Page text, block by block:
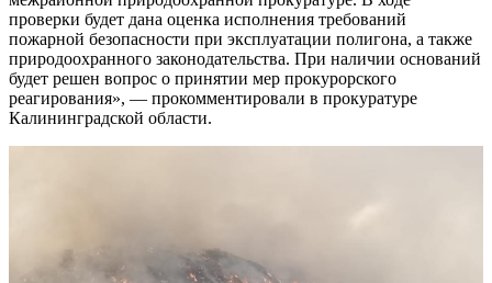
проверки будет дана оценка исполнения требований
пожарной безопасности при эксплуатации полигона, а также
природоохранного законодательства. При наличии оснований
будет решен вопрос о принятии мер прокурорского
реагирования», — прокомментировали в прокуратуре
Калининградской области.